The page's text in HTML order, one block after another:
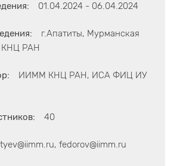
01.04.2024 - 06.04.2024
г.Апатиты, Мурманская
КНЦ РАН
ИИММ КНЦ РАН, ИСА ФИЦ ИУ
40
fedorov@iimm.ru